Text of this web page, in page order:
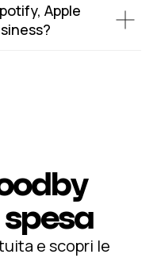
Apple
e scopri le